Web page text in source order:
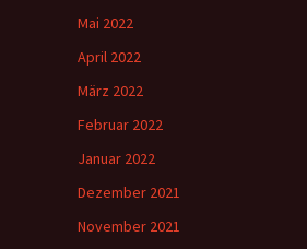
Mai 2022
April 2022
März 2022
Februar 2022
Januar 2022
Dezember 2021
November 2021